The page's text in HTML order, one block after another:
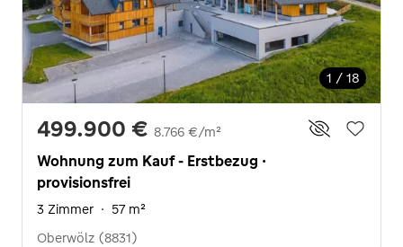
1 / 18
499.900 € 8.766 €/m²
Wohnung zum Kauf - Erstbezug ·
provisionsfrei
3 Zimmer · 57 m²
Oberwölz (8831)